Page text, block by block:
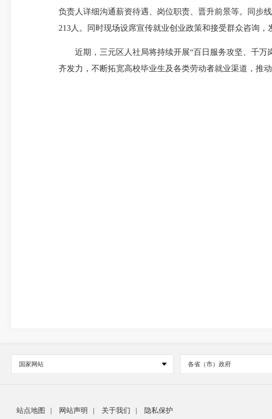
负责人详细沟通薪资待遇、岗位职责、晋升前景等。同步
213人。同时现场设席宣传就业创业政策和接受群众咨询，
近期，三元区人社局将持续开展“百日服务攻坚、千万
齐发力，不断拓宽高校毕业生及各类劳动者就业渠道，推动
国家网站 各省（市）政府
站点地图 | 网站声明 | 关于我们 | 隐私保护